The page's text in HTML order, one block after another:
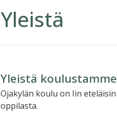
Yleistä
Yleistä koulustamme
Ojakylän koulu on Iin
oppilasta.